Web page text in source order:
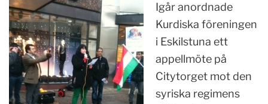
Igår anordnade
Kurdiska föreningen
i Eskilstuna ett
appellmöte på
Citytorget mot den
syriska regimens